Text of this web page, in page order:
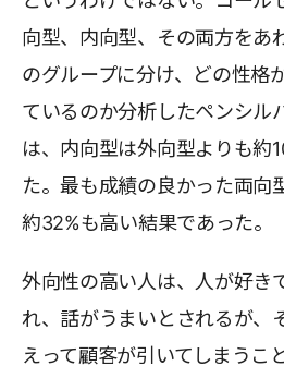
向型、内向型、その両方をあ
のグループに分け、どの性格
ているのか分析したペンシル
は、内向型は外向型よりも約
た。最も成績の良かった両向
約32%も高い結果であった。
外向性の高い人は、人が好き
れ、話がうまいとされるが、
えって顧客が引いてしまうこ